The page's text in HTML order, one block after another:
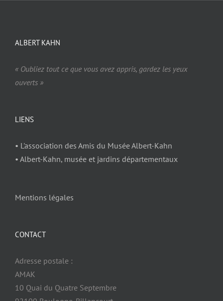
ALBERT KAHN
« Oubliez tout ce que vous avez appris, gardez les yeux
ouverts »
LIENS
• L'association des Amis du Musée Albert-Kahn
• Albert-Kahn, musée et jardins départementaux
Mentions légales
CONTACT
Adresse postale :
AMAK
10 Quai du Quatre Septembre